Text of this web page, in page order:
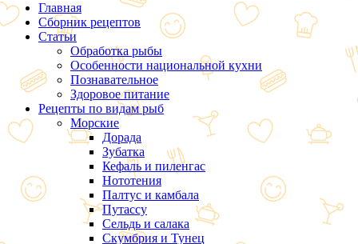
Главная
Сборник рецептов
Статьи
Обработка рыбы
Особенности национальной кухни
Познавательное
Здоровое питание
Рецепты по видам рыб
Морские
Дорада
Зубатка
Кефаль и пиленгас
Нототения
Палтус и камбала
Путассу
Сельдь и салака
Скумбрия и Тунец